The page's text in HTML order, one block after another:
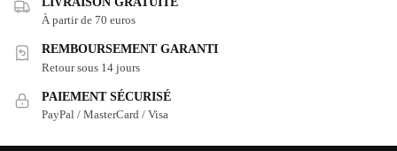
À partir de 70 euros
REMBOURSEMENT GARANTI
Retour sous 14 jours
PAIEMENT SÉCURISÉ
PayPal / MasterCard / Visa